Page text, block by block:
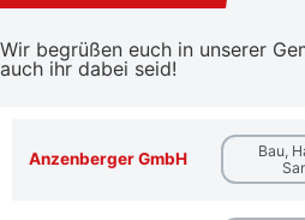
Wir begrüßen euch in unserer
auch ihr dabei seid!
Anzenberger GmbH
Bau,